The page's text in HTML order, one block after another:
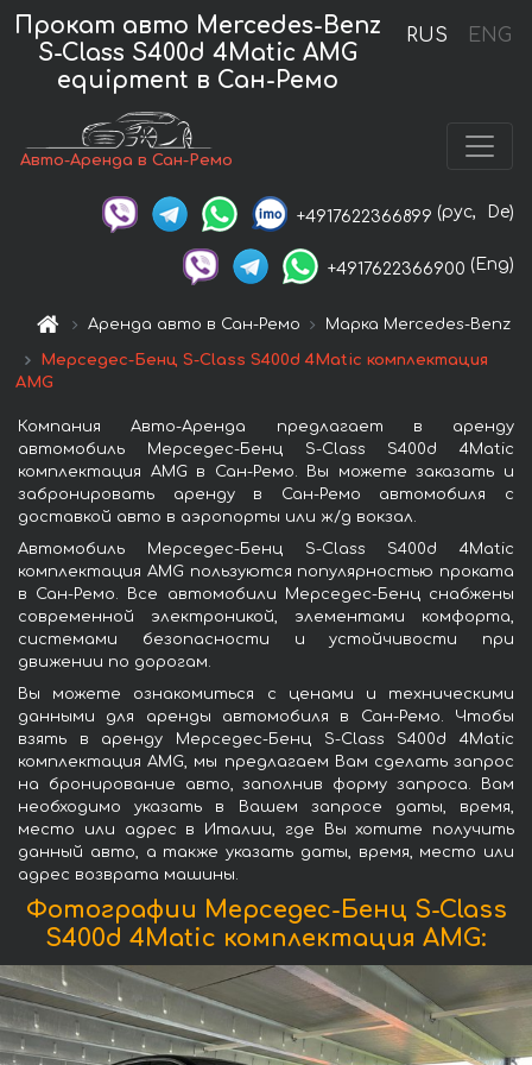
RUS ENG
Прокат авто Mercedes-Benz
S-Class S400d 4Matic AMG
equipment в Сан-Ремо
Авто-Аренда в Сан-Ремо
+4917622366899 (рус, De)
+4917622366900 (Eng)
Аренда авто в Сан-Ремо Марка Mercedes-Benz
Мерседес-Бенц S-Class S400d 4Matic комплектация
AMG
Компания Авто-Аренда предлагает в аренду
автомобиль Мерседес-Бенц S-Class S400d 4Matic
комплектация AMG в Сан-Ремо. Вы можете заказать и
забронировать аренду в Сан-Ремо автомобиля с
доставкой авто в аэропорты или ж/д вокзал.
Автомобиль Мерседес-Бенц S-Class S400d 4Matic
комплектация AMG пользуются популярностью проката
в Сан-Ремо. Все автомобили Мерседес-Бенц снабжены
современной электроникой, элементами комфорта,
системами безопасности и устойчивости при
движении по дорогам.
Вы можете ознакомиться с ценами и техническими
данными для аренды автомобиля в Сан-Ремо. Чтобы
взять в аренду Мерседес-Бенц S-Class S400d 4Matic
комплектация AMG, мы предлагаем Вам сделать запрос
на бронирование авто, заполнив форму запроса. Вам
необходимо указать в Вашем запросе даты, время,
место или адрес в Италии, где Вы хотите получить
данный авто, а также указать даты, время, место или
адрес возврата машины.
Фотографии Мерседес-Бенц S-Class
S400d 4Matic комплектация AMG: